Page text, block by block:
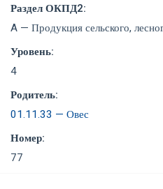
Раздел ОКПД2:
A — Продукция сельского,
Уровень:
4
Родитель:
01.11.33 — Овес
Номер:
77